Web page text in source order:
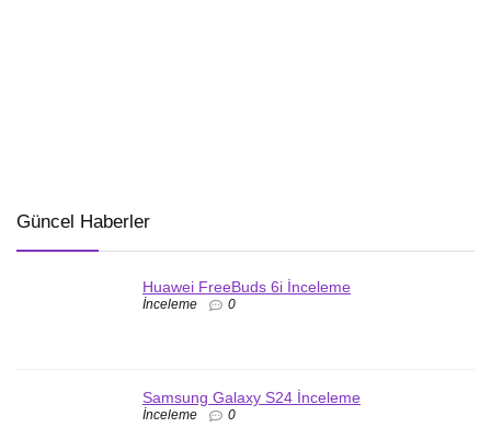
Güncel Haberler
Huawei FreeBuds 6i İnceleme
İnceleme 0
Samsung Galaxy S24 İnceleme
İnceleme 0